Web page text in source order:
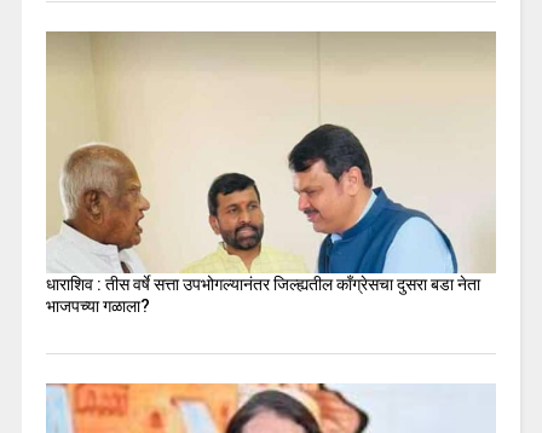
धाराशिव : तीस वर्षे सत्ता उपभोगल्यानंतर जिल्ह्यतील कॉंग्रेसचा दुसरा बडा नेता
भाजपच्या गळाला?